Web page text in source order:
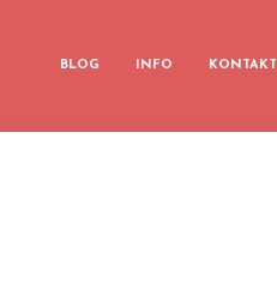
BLOG INFO KONTAKT